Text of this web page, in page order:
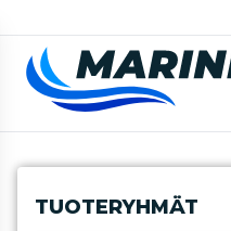
TUOTERYHMÄT